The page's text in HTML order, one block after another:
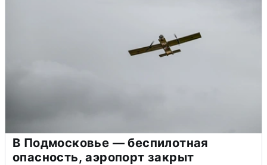
В Подмосковье — беспилотная
опасность, аэропорт закрыт